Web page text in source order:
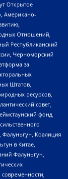
Открытое
Американо-
Отношений,
Республиканский
Черноморский
за
Штатов,
ресурсов,
совет,
фонд,
Фалуньгун, Коалиция
в Китае,
Фалуньгун,